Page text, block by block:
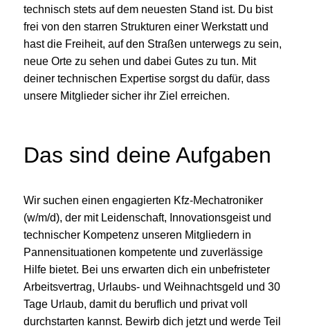
technisch stets auf dem neuesten Stand ist. Du bist
frei von den starren Strukturen einer Werkstatt und
hast die Freiheit, auf den Straßen unterwegs zu sein,
neue Orte zu sehen und dabei Gutes zu tun. Mit
deiner technischen Expertise sorgst du dafür, dass
unsere Mitglieder sicher ihr Ziel erreichen.
Das sind deine Aufgaben
Wir suchen einen engagierten Kfz-Mechatroniker
(w/m/d), der mit Leidenschaft, Innovationsgeist und
technischer Kompetenz unseren Mitgliedern in
Pannensituationen kompetente und zuverlässige
Hilfe bietet. Bei uns erwarten dich ein unbefristeter
Arbeitsvertrag, Urlaubs- und Weihnachtsgeld und 30
Tage Urlaub, damit du beruflich und privat voll
durchstarten kannst. Bewirb dich jetzt und werde Teil